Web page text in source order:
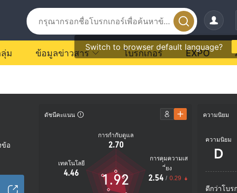
Switch to browser default language?
ม ข้อมูลข่าวสาร โบรกเกอร์ EXPO
ข้อ
ดัชนีคะแนน
การกำกับดูแล
2.70
เทคโนโลยี
4.46
การคุมความเส
ี่ยง
2.54 / 0.29
1.92
ความนิยม
ความนิยม
D
ดีกว่าโบร